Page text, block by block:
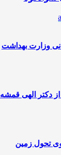
وزارت بهداشت
دکتر الهی
تحول زمین